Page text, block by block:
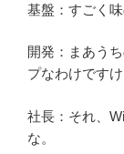
基盤：すごく
開発：まあう
プなわけですけ
社長：それ、
な。